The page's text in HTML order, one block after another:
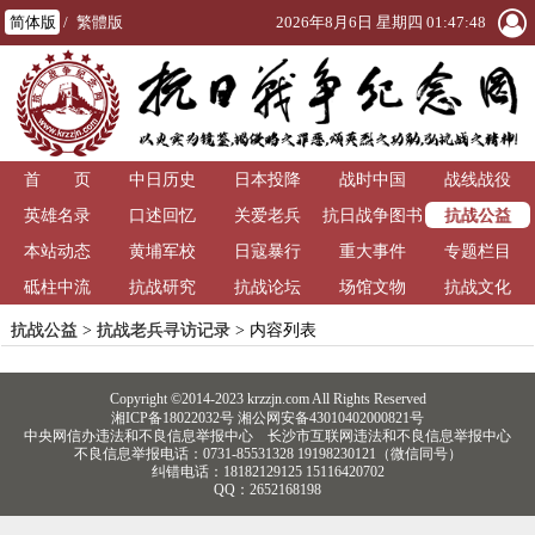
简体版 / 繁體版 2026年8月6日 星期四 01:47:48
首 页 中日历史 日本投降 战时中国
战线战役
英雄名录
口述回忆 关爱老兵
抗日战争图书
馆
抗战公益
本站动态
黄埔军校 日寇暴行 重大事件
专题栏目
砥柱中流
抗战研究 抗战论坛 场馆文物 抗战文化
抗战公益 > 抗战老兵寻访记录> 内容列表
Copyright ©2014-2023 krzzjn.com All Rights Reserved
湘ICP备18022032号 湘公网安备43010402000821号
中央网信办违法和不良信息举报中心
长沙市互联网违法和不良信息举报中心
不良信息举报电话：0731-85531328 19198230121（微信同号）
纠错电话：18182129125 15116420702
QQ：2652168198